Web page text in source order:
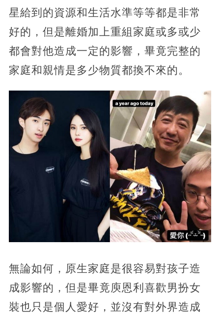
星給到的資源和生活水準等等都是非常
好的，但是離婚加上重組家庭或多或少
都會對他造成一定的影響，畢竟完整的
家庭和親情是多少物質都換不來的。
無論如何，原生家庭是很容易對孩子造
成影響的，但是畢竟庾恩利喜歡男扮女
裝也只是個人愛好，並沒有對外界造成